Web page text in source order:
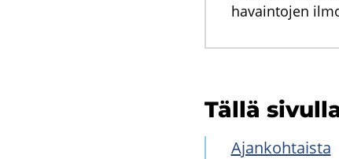
havaintojen
Tällä
Ajan­koh­tais­ta